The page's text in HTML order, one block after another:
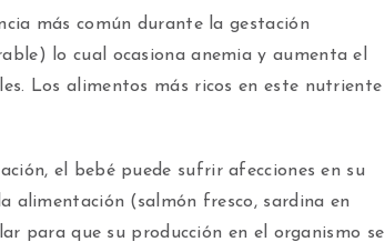
más común durante la gestación
lo cual ocasiona anemia y aumenta el
Los alimentos más ricos en este nutriente
el bebé puede sufrir afecciones en su
alimentación (salmón fresco, sardina en
para que su producción en el organismo se